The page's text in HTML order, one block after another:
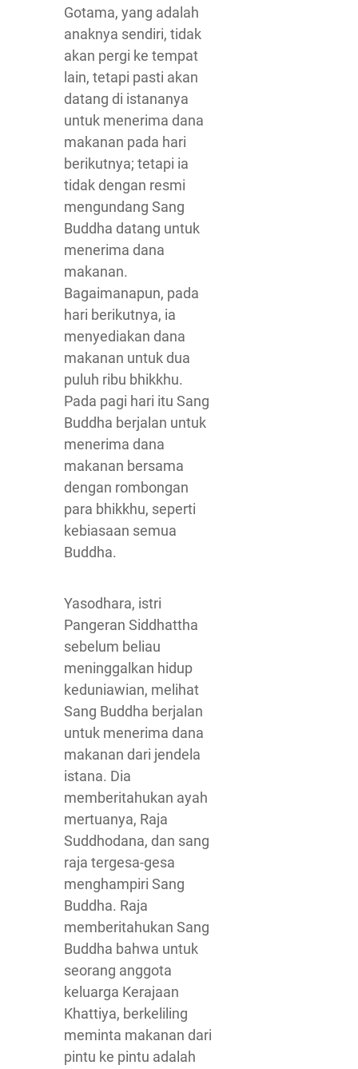
Gotama, yang adalah
anaknya sendiri, tidak
akan pergi ke tempat
lain, tetapi pasti akan
datang di istananya
untuk menerima dana
makanan pada hari
berikutnya; tetapi ia
tidak dengan resmi
mengundang Sang
Buddha datang untuk
menerima dana
makanan.
Bagaimanapun, pada
hari berikutnya, ia
menyediakan dana
makanan untuk dua
puluh ribu bhikkhu.
Pada pagi hari itu Sang
Buddha berjalan untuk
menerima dana
makanan bersama
dengan rombongan
para bhikkhu, seperti
kebiasaan semua
Buddha.
Yasodhara, istri
Pangeran Siddhattha
sebelum beliau
meninggalkan hidup
keduniawian, melihat
Sang Buddha berjalan
untuk menerima dana
makanan dari jendela
istana. Dia
memberitahukan ayah
mertuanya, Raja
Suddhodana, dan sang
raja tergesa-gesa
menghampiri Sang
Buddha. Raja
memberitahukan Sang
Buddha bahwa untuk
seorang anggota
keluarga Kerajaan
Khattiya, berkeliling
meminta makanan dari
pintu ke pintu adalah